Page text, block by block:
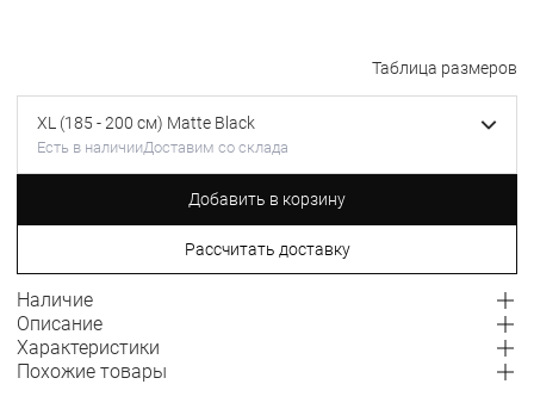
Таблица размеров
XL (185 - 200 см) Matte Black
Есть в наличииДоставим со склада
Добавить в корзину
Рассчитать доставку
Наличие
Описание
Характеристики
Похожие товары